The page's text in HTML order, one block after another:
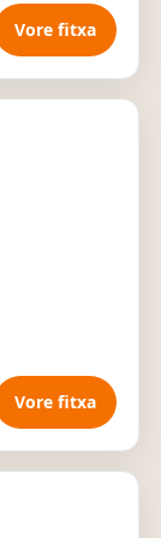
Vore fitxa
Vore fitxa